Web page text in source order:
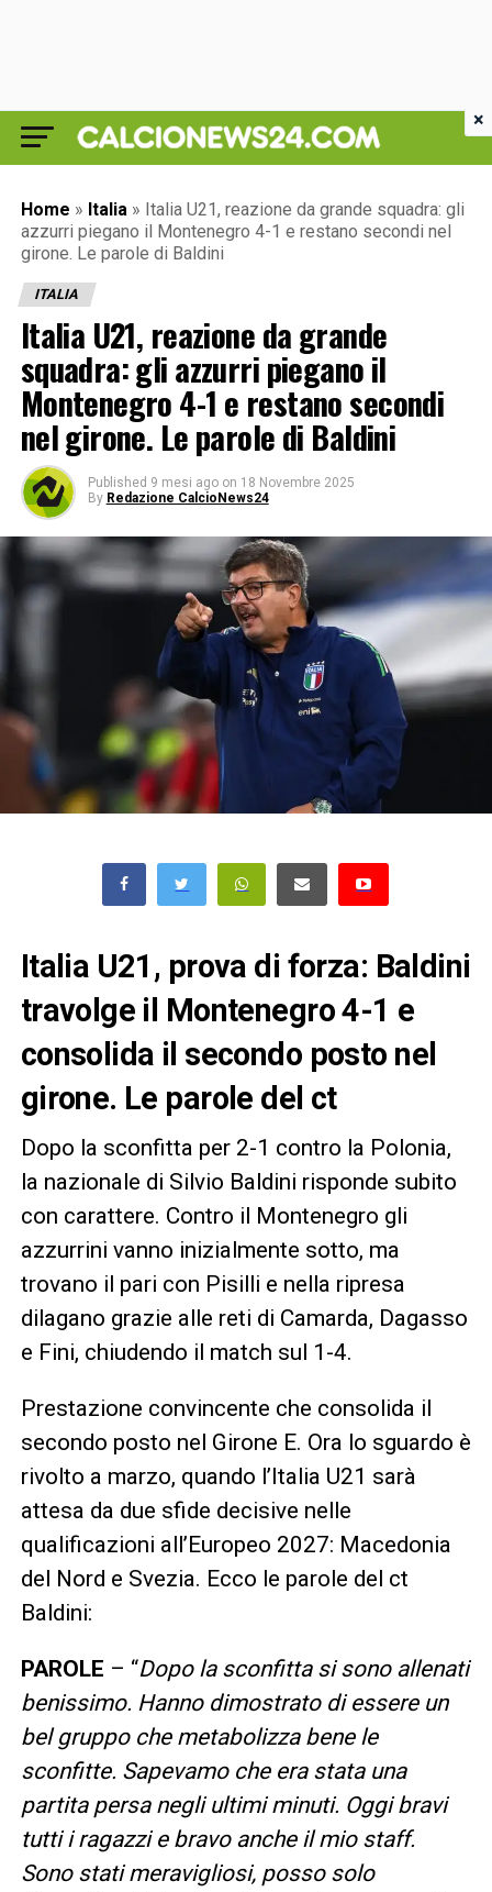
Home » Italia » Italia U21, reazione da grande squadra: gli
azzurri piegano il Montenegro 4-1 e restano secondi nel
girone. Le parole di Baldini
ITALIA
Italia U21, reazione da grande
squadra: gli azzurri piegano il
Montenegro 4-1 e restano secondi
nel girone. Le parole di Baldini
Published 9 mesi ago on 18 Novembre 2025
By Redazione CalcioNews24
Italia U21, prova di forza: Baldini
travolge il Montenegro 4-1 e
consolida il secondo posto nel
girone. Le parole del ct
Dopo la sconfitta per 2-1 contro la Polonia,
la nazionale di Silvio Baldini risponde subito
con carattere. Contro il Montenegro gli
azzurrini vanno inizialmente sotto, ma
trovano il pari con Pisilli e nella ripresa
dilagano grazie alle reti di Camarda, Dagasso
e Fini, chiudendo il match sul 1-4.
Prestazione convincente che consolida il
secondo posto nel Girone E. Ora lo sguardo è
rivolto a marzo, quando l’Italia U21 sarà
attesa da due sfide decisive nelle
qualificazioni all’Europeo 2027: Macedonia
del Nord e Svezia. Ecco le parole del ct
Baldini:
PAROLE – “Dopo la sconfitta si sono allenati
benissimo. Hanno dimostrato di essere un
bel gruppo che metabolizza bene le
sconfitte. Sapevamo che era stata una
partita persa negli ultimi minuti. Oggi bravi
tutti i ragazzi e bravo anche il mio staff.
Sono stati meravigliosi, posso solo
×